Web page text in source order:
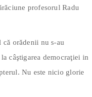
profesorul Radu
orădenii nu s-au
câştigarea democraţiei in
Nu este nicio glorie